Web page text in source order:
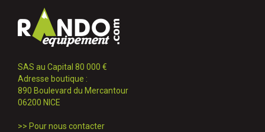
SAS au Capital 80 000 €
Adresse boutique :
890 Boulevard du Mercantour
06200 NICE
>> Pour nous contacter